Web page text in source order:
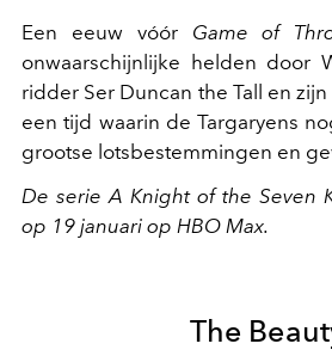
Een eeuw vóór Game of
onwaarschijnlijke helden door
ridder Ser Duncan the Tall en
een tijd waarin de Targaryens
grootse lotsbestemmingen en
De serie A Knight of the Seven
op 19 januari op HBO Max.
The